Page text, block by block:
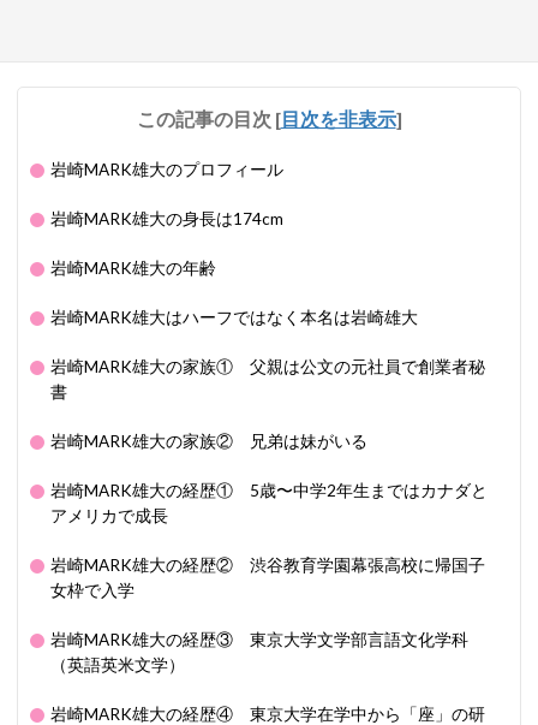
この記事の目次 [目次を非表示]
岩崎MARK雄大のプロフィール
岩崎MARK雄大の身長は174cm
岩崎MARK雄大の年齢
岩崎MARK雄大はハーフではなく本名は岩崎雄大
岩崎MARK雄大の家族① 父親は公文の元社員で創業者秘
書
岩崎MARK雄大の家族② 兄弟は妹がいる
岩崎MARK雄大の経歴① 5歳〜中学2年生まではカナダと
アメリカで成長
岩崎MARK雄大の経歴② 渋谷教育学園幕張高校に帰国子
女枠で入学
岩崎MARK雄大の経歴③ 東京大学文学部言語文化学科
（英語英米文学）
岩崎MARK雄大の経歴④ 東京大学在学中から「座」の研